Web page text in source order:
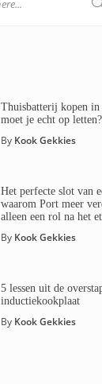
Thuisbatterij kopen in
moet je echt op letten?
By Kook Gekkies
Het perfecte slot van
waarom Port meer
alleen een rol na het
By Kook Gekkies
5 lessen uit de
inductiekookplaat
By Kook Gekkies